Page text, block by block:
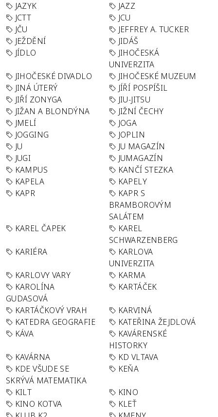
JAZYK
JAZZ
JCTT
JCU
JČU
JEFFREY A. TUCKER
JEŽDĚNÍ
JIDÁŠ
JÍDLO
JIHOČESKÁ
UNIVERZITA
JIHOČESKÉ DIVADLO
JIHOČESKÉ MUZEUM
JINÁ ÚTERÝ
JÍŘÍ POSPÍŠIL
JIŘÍ ZONYGA
JIU-JITSU
JIŽAN A BLONDÝNA
JIŽNÍ ČECHY
JMELÍ
JOGA
JOGGING
JOPLIN
JU
JU MAGAZÍN
JUGI
JUMAGAZÍN
KAMPUS
KANČÍ STEZKA
KAPELA
KAPELY
KAPR
KAPR S
BRAMBOROVÝM
SALÁTEM
KAREL ČAPEK
KAREL
SCHWARZENBERG
KARIÉRA
KARLOVA
UNIVERZITA
KARLOVY VARY
KARMA
KAROLÍNA
GUDASOVÁ
KARTÁČEK
KARTÁČKOVÝ VRAH
KARVINÁ
KATEDRA GEOGRAFIE
KATEŘINA ŽEJDLOVÁ
KÁVA
KAVÁRENSKÉ
HISTORKY
KAVÁRNA
KD VLTAVA
KDE VŠUDE SE
SKRÝVÁ MATEMATIKA
KEŇA
KILT
KINO
KINO KOTVA
KLEŤ